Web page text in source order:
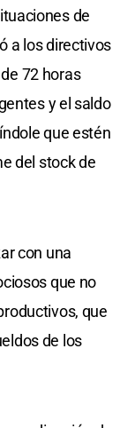
de
a los directivos
72 horas
y el saldo
que estén
del stock de
con una
que no
que
de los